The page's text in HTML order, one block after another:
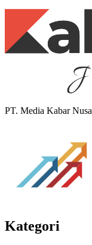
PT. Media Kabar Nusa
Kategori